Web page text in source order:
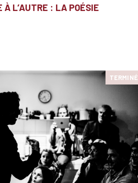
À L’AUTRE : LA POÉSIE
TERMINÉ